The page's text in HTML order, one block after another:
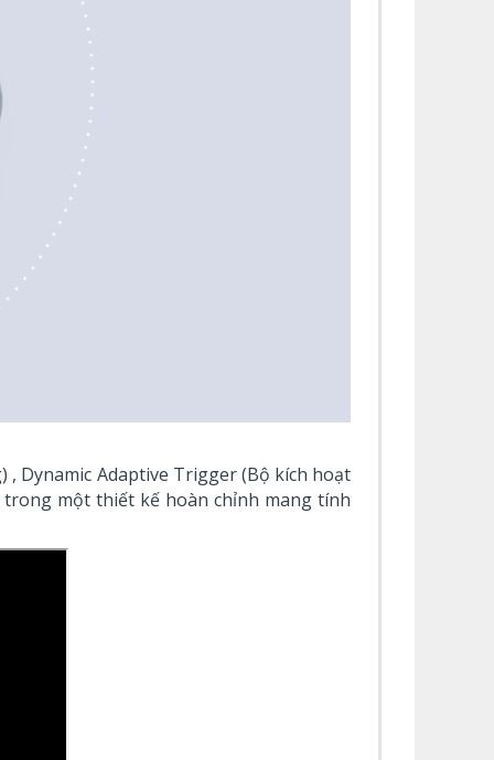
, Dynamic Adaptive Trigger (Bộ kích hoạt
một thiết kế hoàn chỉnh mang tính